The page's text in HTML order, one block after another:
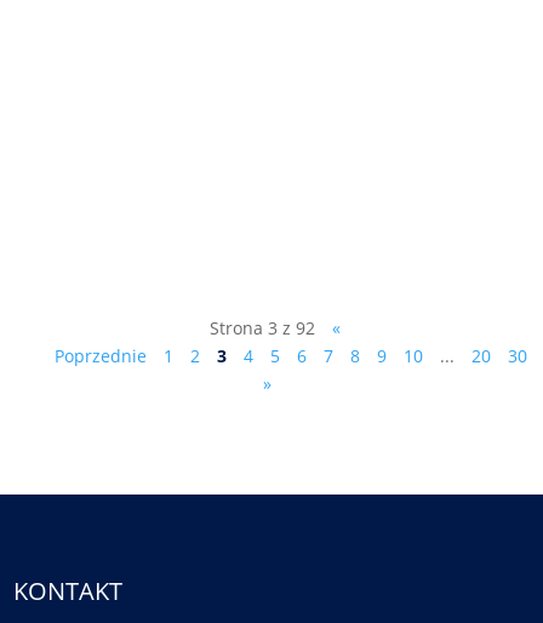
Strona 3 z 92
«
Poprzednie
1 2 3 4 5 6 7 8 9 10 ... 20
30
»
KONTAKT